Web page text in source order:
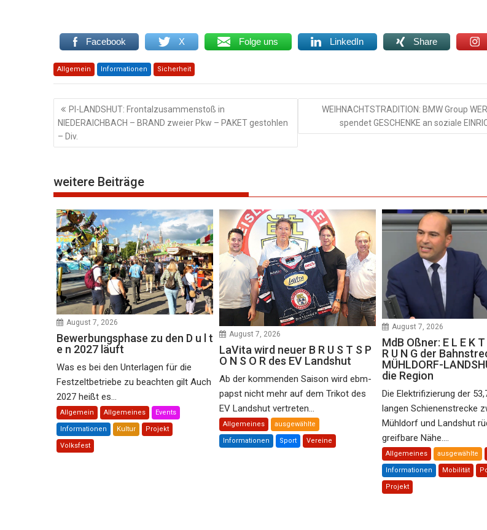
Facebook X Folge uns LinkedIn Share
Allgemein Informationen Sicherheit
Beitragsnavigation
PI-LANDSHUT: Frontalzusammenstoß in
NIEDERAICHBACH – BRAND zweier Pkw – PAKET gestohlen
– Div.
WEIHNACHTSTRADITION: BMW Group
spendet GESCHENKE an soziale
weitere Beiträge
August 7, 2026
Bewerbungsphase zu den D u l t
e n 2027 läuft
Was es bei den Unterlagen für die
Festzeltbetriebe zu beachten gilt Auch
2027 heißt es...
Allgemein Allgemeines Events
Informationen Kultur Projekt
Volksfest
August 7, 2026
LaVita wird neuer B R U S T S P
O N S O R des EV Landshut
Ab der kommenden Saison wird ebm-
papst nicht mehr auf dem Trikot des
EV Landshut vertreten...
Allgemeines ausgewählte
Informationen Sport Vereine
August 7, 2026
MdB Oßner: E L E K T
R U N G der
MÜHLDORF-
die Region
Die Elektrifizierung der
langen Schienenstrecke
Mühldorf und Landshut
greifbare Nähe....
Allgemeines ausgewählte
Informationen Mobilität
Projekt